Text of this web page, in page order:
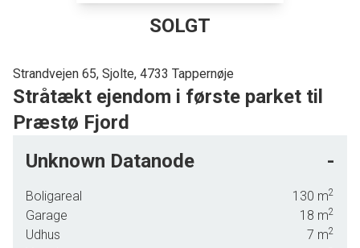
SOLGT
Strandvejen 65, Sjolte, 4733 Tappernøje
Stråtækt ejendom i første parket til
Præstø Fjord
65 - og adressen afslører, at udsigten strækker sig over vandet. I flytter
mens Skjolte Skov folder sig ud i baghaven. I befinder jer kun ti minutters
køretur fra bylivet i Præstø, og I har endnu kortere afstand til motorvejen, som
Unknown Datanode -
Boligareal 130 m2
Garage 18 m2
Udhus 7 m2